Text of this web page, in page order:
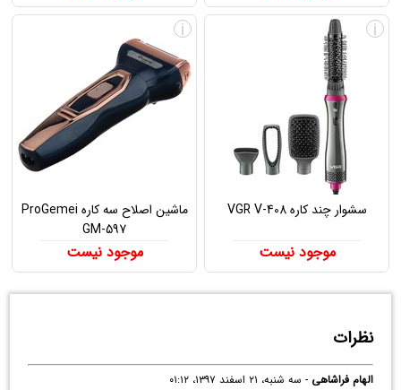
سشوار چند کاره VGR V-408
موجود نیست
i
ماشین اصلاح سه کاره ProGemei
GM-597
موجود نیست
i
نظرات
الهام فراشاهی- سه شنبه، ۲۱ اسفند ۱۳۹۷، ۰۱:۱۲